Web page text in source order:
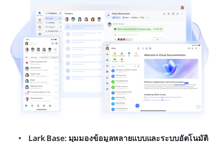
Lark Base: มุมมองข้อมูลหลายแบบและระบบอัตโนมัติ